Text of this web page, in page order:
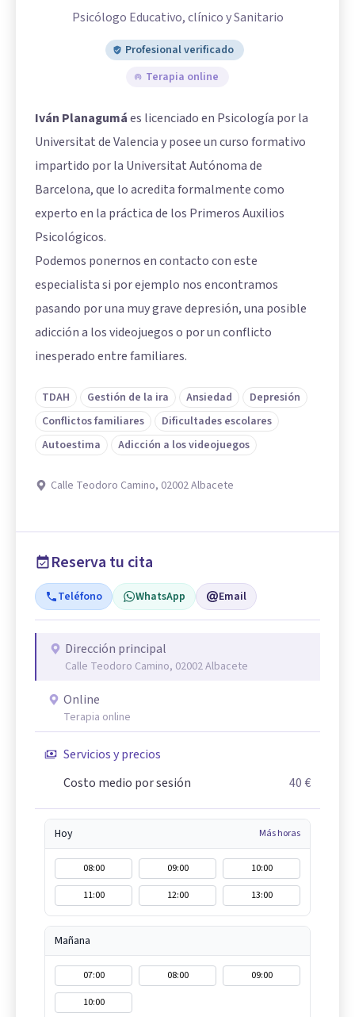
Psicólogo Educativo, clínico y Sanitario
Profesional verificado
Terapia online
Iván Planagumáes licenciado en Psicología por la
Universitat de Valencia y posee un curso formativo
impartido por la Universitat Autónoma de
Barcelona, que lo acredita formalmente como
experto en la práctica de los Primeros Auxilios
Psicológicos.
Podemos ponernos en contacto con este
especialista si por ejemplo nos encontramos
pasando por una muy grave depresión, una posible
adicción a los videojuegos o por un conflicto
inesperado entre familiares.
TDAH Gestión de la ira Ansiedad
Depresión
Conflictos familiares
Dificultades escolares
Autoestima
Adicción a los videojuegos
Calle Teodoro Camino, 02002 Albacete
Reserva tu cita
Teléfono WhatsApp Email
Dirección principal
Calle Teodoro Camino, 02002 Albacete
Online
Terapia online
Servicios y precios
Costo medio por sesión
40 €
Hoy Más horas
08:00 09:00
10:00
11:00
12:00 13:00
Mañana
07:00 08:00
09:00
10:00